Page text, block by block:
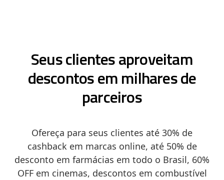
Seus clientes aproveitam
descontos em milhares de
parceiros
Ofereça para seus clientes até 30% de
cashback em marcas online, até 50% de
desconto em farmácias em todo o Brasil, 60%
OFF em cinemas, descontos em combustível